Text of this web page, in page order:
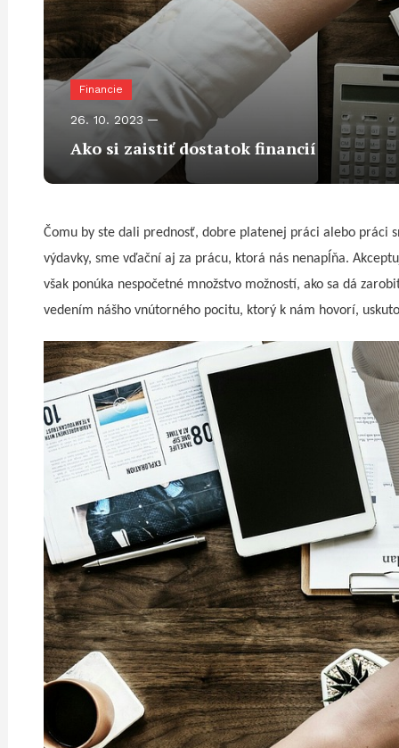
Financie
26. 10. 2023
Ako si zaistiť dostatok financií
Čomu by ste dali prednosť, dobre platenej práci alebo práci
výdavky, sme vďační aj za prácu, ktorá nás nenapĺňa.
však ponúka nespočetné množstvo možností, ako sa dá
vedením nášho vnútorného pocitu, ktorý k nám hovorí,